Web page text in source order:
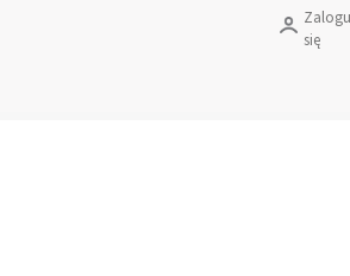
się